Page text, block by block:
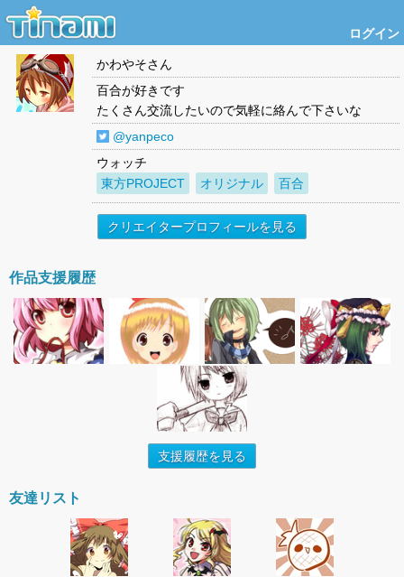
ログイン
かわやそさん
百合が好きです
たくさん交流したいので気軽に絡んで下さいな
@yanpeco
ウォッチ
東方PROJECT
オリジナル 百合
クリエイタープロフィールを見る
作品支援履歴
支援履歴を見る
友達リスト